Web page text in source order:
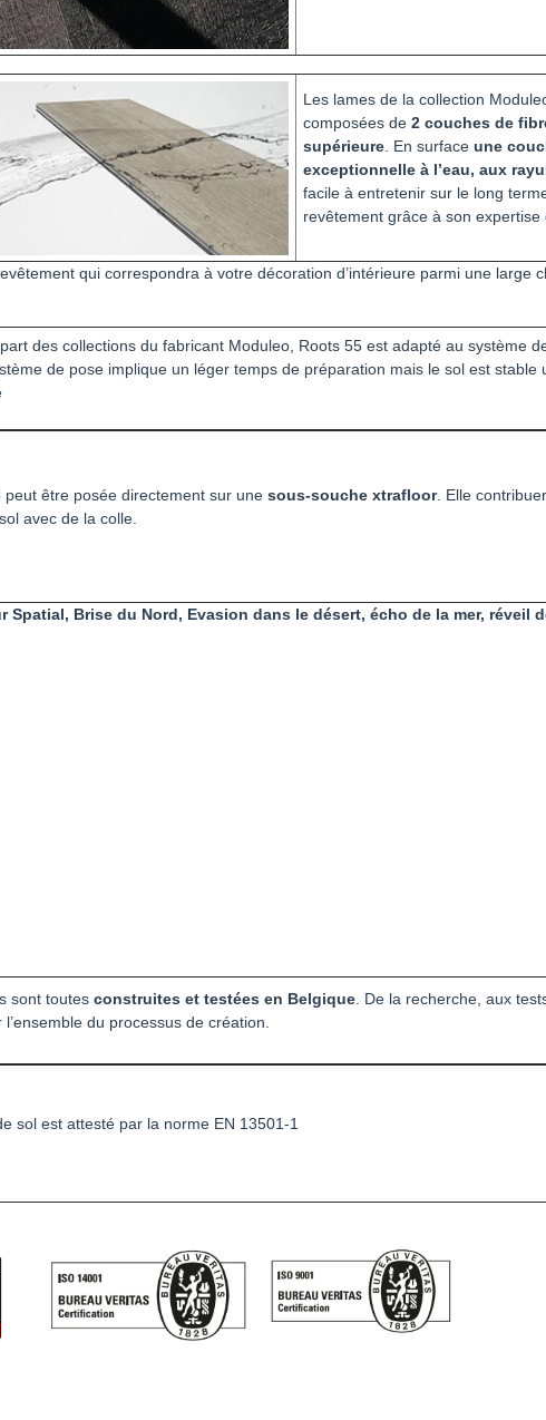
Les lames de la collection
composées de 2 couches de
supérieure . En surface une
exceptionnelle à l’eau, aux
facile à entretenir sur le long
revêtement grâce à son expertise
qui correspondra à votre décoration d’intérieure parmi une large
des collections du fabricant Moduleo, Roots 55 est adapté au système
de pose implique un léger temps de préparation mais le sol est
être posée directement sur une sous-souche xtrafloor. Elle
avec de la colle.
Spatial, Brise du Nord, Evasion dans le désert, écho de la mer,
sont toutes construites et testées en Belgique . De la recherche, aux
du processus de création.
sol est attesté par la norme EN 13501-1